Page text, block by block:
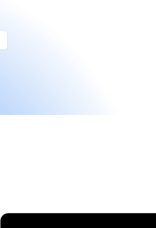
Comment ajouter des liens d’affiliation